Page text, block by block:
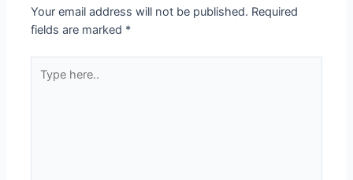
Your email address will not be published. Required
fields are marked *
here..